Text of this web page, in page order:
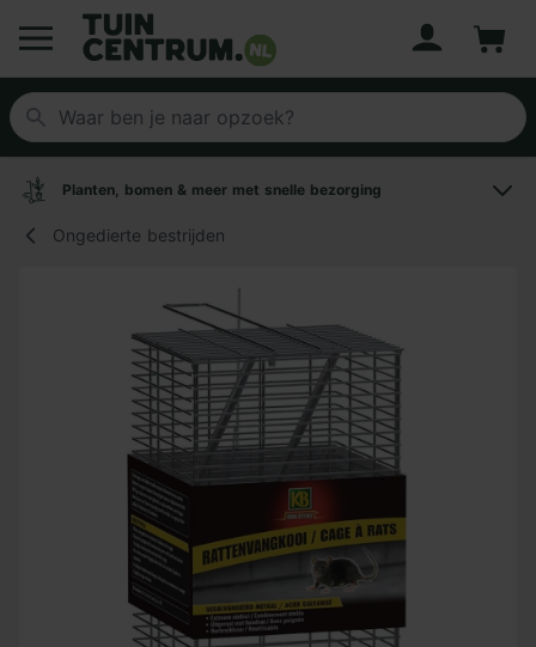
Logo Tuincentrum.nl
Planten, bomen & meer met snelle bezorging
Ongedierte bestrijden